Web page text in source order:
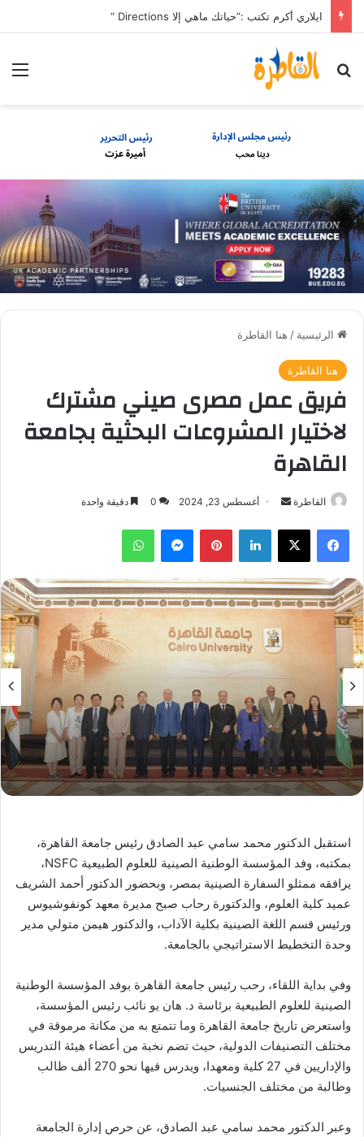
ايلاري أكرم تكتب :”حياتك ماهي إلا Directions “
بحث عن
الرئيسية / هنا القاطرة
هنا القاطرة
فريق عمل مصرى صيني مشترك
لاختيار المشروعات البحثية بجامعة
القاهرة
القاطرة
أرسل
إلكترونيا
أغسطس 23, 2024 0 دقيقة واحدة
فيسبوك ‫X لينكدإن بينتيريستماسنجر واتساب
استقبل الدكتور محمد سامي عبد الصادق رئيس جامعة القاهرة،
بمكتبه، وفد المؤسسة الوطنية الصينية للعلوم الطبيعية NSFC،
يرافقه ممثلو السفارة الصينية بمصر، وبحضور الدكتور أحمد الشريف
عميد كلية العلوم، والدكتورة رحاب صبح مديرة معهد كونفوشيوس
ورئيس قسم اللغة الصينية بكلية الآداب، والدكتور هيمن متولي مدير
وحدة التخطيط الاستراتيجي بالجامعة.
وفي بداية اللقاء، رحب رئيس جامعة القاهرة بوفد المؤسسة الوطنية
الصينية للعلوم الطبيعية برئاسة د. هان يو نائب رئيس المؤسسة،
واستعرض تاريخ جامعة القاهرة وما تتمتع به من مكانة مرموقة في
مختلف التصنيفات الدولية، حيث تضم نخبة من أعضاء هيئة التدريس
والإداريين في 27 كلية ومعهدا، ويدرس فيها نحو 270 ألف طالب
وطالبة من مختلف الجنسيات.
وعبر الدكتور محمد سامي عبد الصادق، عن حرص إدارة الجامعة